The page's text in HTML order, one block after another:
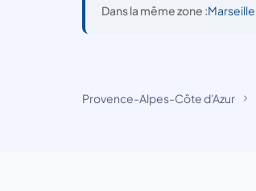
Dans la même zone :Marseille
Provence-Alpes-Côte d'Azur